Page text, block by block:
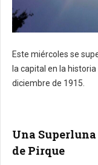
Este miércoles se
la capital en la
diciembre de 1915.
Una Superluna
de Pirque